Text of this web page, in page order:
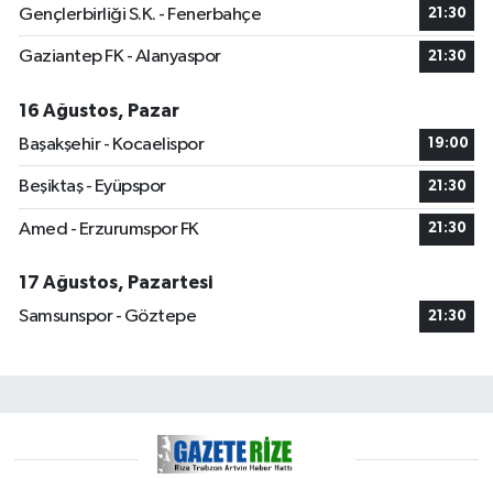
Gençlerbirliği S.K. - Fenerbahçe 21:30
Gaziantep FK - Alanyaspor 21:30
16 Ağustos, Pazar
Başakşehir - Kocaelispor
19:00
Beşiktaş - Eyüpspor 21:30
Amed - Erzurumspor FK 21:30
17 Ağustos, Pazartesi
Samsunspor - Göztepe
21:30